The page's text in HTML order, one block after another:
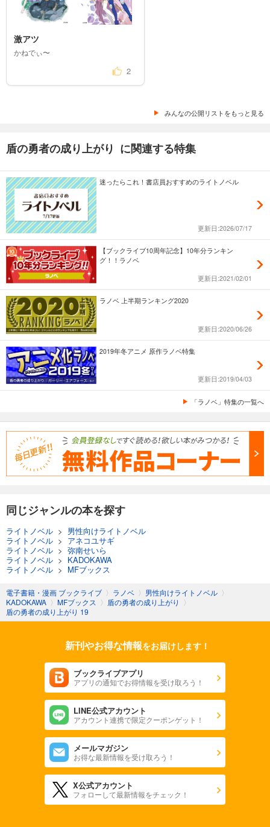
激アツ
かねでぃ〜
2
みんなの公開リストをもっと見る
盾の勇者の成り上がり に関連する特集
迷ったらこれ！書店員おすすめのライトノベル
更新日:2026/07/17
【ブックライブ10周年記念】10年分ランキン
グ！！ラノベ
更新日:2021/02/01
ラノベ 上半期ランキング2020
更新日:2020/06/26
2019年冬アニメ 原作ラノベ特集
更新日:2019/04/03
「ラノベ」特集の一覧へ
同じジャンルの本を探す
ライトノベル > 男性向けライトノベル
ライトノベル > アネコユサギ
ライトノベル > 弥南せいら
ライトノベル > KADOKAWA
ライトノベル > MFブックス
電子書籍・漫画 ブックライブ 〉 ラノベ 〉 男性向けライトノベル 〉
KADOKAWA 〉 MFブックス 〉 盾の勇者の成り上がり
〉
盾の勇者の成り上がり 19
新刊やお得な情報をお届けします！
ブックライブアプリ
アプリの通知でお得情報を受け取ろう！
LINE公式アカウント
アカウント連携で限定クーポンゲット！
メールマガジン
お得な最新情報を受け取ろう！
X公式アカウント
フォローして最新情報をチェック！